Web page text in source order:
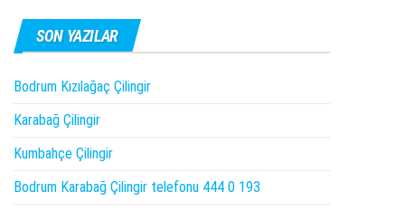
SON YAZILAR
Bodrum Kızılağaç Çilingir
Karabağ Çilingir
Kumbahçe Çilingir
Bodrum Karabağ Çilingir telefonu 444 0 193